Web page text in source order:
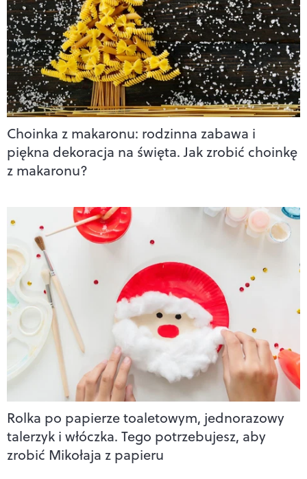
Choinka z makaronu: rodzinna zabawa i
piękna dekoracja na święta. Jak zrobić choinkę
z makaronu?
Rolka po papierze toaletowym, jednorazowy
talerzyk i włóczka. Tego potrzebujesz, aby
zrobić Mikołaja z papieru